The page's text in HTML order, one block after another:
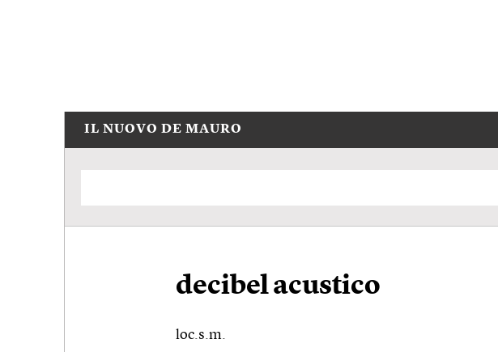
IL NUOVO DE MAURO
decibel acustico
loc.s.m.